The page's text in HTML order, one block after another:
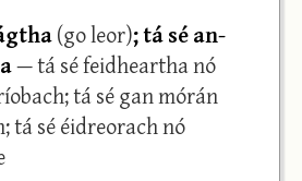
(go leor); tá sé an-
— tá sé feidheartha nó
tá sé gan mórán
tá sé éidreorach nó